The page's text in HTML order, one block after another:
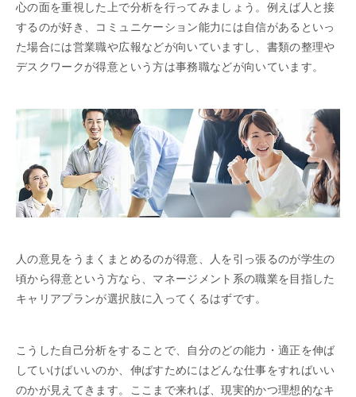
心の面を重視した上で分析を行ってみましょう。例えば人と接
するのが好き、コミュニケーション能力には自信があるといっ
た場合には営業職や広報などが向いていますし、書類の整理や
デスクワークが得意という方は事務職などが向いています。
人の意見をうまくまとめるのが得意、人を引っ張るのが学生の
頃から得意という方なら、マネージメント系の職業を目指した
キャリアプランが選択肢に入ってくるはずです。
こうした自己分析をすることで、自分のどの能力・適正を伸ば
していけばいいのか、伸ばすためにはどんな仕事をすればいい
のかが見えてきます。ここまで来れば、現実的かつ理想的なキ